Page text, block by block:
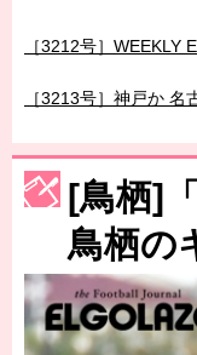
［3214号］WEST制覇
［3215号］WEEKLY
［3216号］行く末占う
［3217号］最高の景色
[鳥栖]
鳥栖の